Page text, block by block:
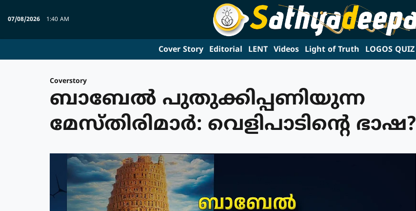
07/08/2026 1:40 AM
Cover Story Editorial LENT Videos Light of Truth LOGOS QUIZ
Coverstory
ബാബേല്‍ പുതുക്കിപ്പണിയുന്ന
മേസ്തിരിമാര്‍: വെളിപാടിന്റെ ഭാഷ?